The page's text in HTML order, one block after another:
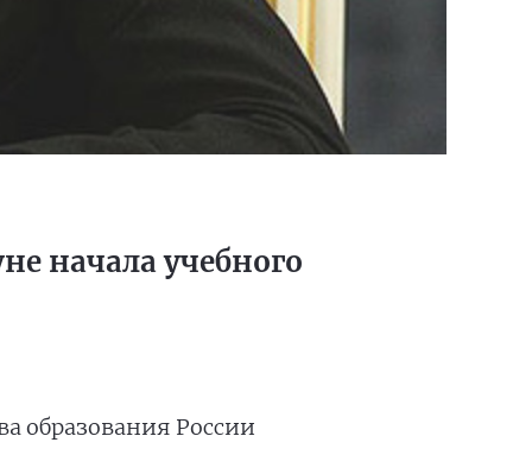
начала учебного
образования России